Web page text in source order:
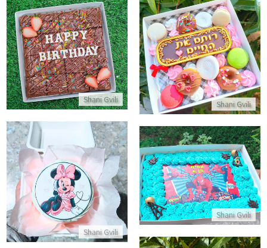
Shani Gvili
בראוניז ליום הולדת
התקשר/י
Shani Gvili
מארז עידוד לבידוד
התקשר/י
Shani Gvili
עוגת בנטו מיני מאוס
התקשר/י
Shani Gvili
עוגת ספיידרמן מלבנית
התקשר/י